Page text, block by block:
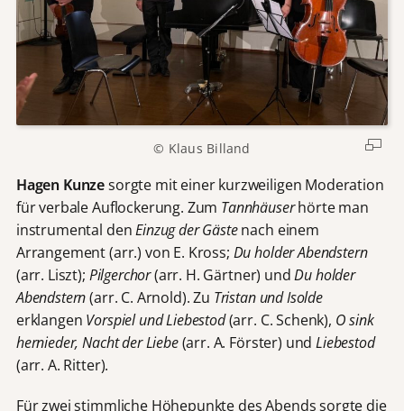
© Klaus Billand
Hagen Kunzesorgte mit einer kurzweiligen Moderation
für verbale Auflockerung. Zum Tannhäuserhörte man
instrumental denEinzug der Gästenach einem
Arrangement (arr.) von E. Kross; Du holder Abendstern
(arr. Liszt); Pilgerchor(arr. H. Gärtner) undDu holder
Abendstern(arr. C. Arnold). Zu Tristan und Isolde
erklangen Vorspiel und Liebestod(arr. C. Schenk), O sink
hernieder, Nacht der Liebe(arr. A. Förster) undLiebestod
(arr. A. Ritter).
Für zwei stimmliche Höhepunkte des Abends sorgte die